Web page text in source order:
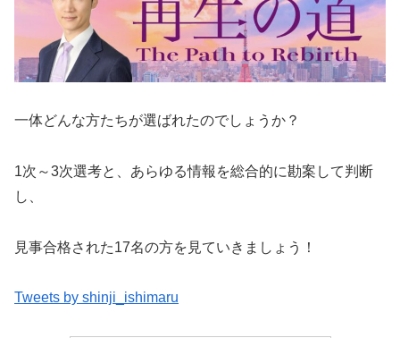
一体どんな方たちが選ばれたのでしょうか？
1次～3次選考と、あらゆる情報を総合的に勘案して判断
し、
見事合格された17名の方を見ていきましょう！
Tweets by shinji_ishimaru